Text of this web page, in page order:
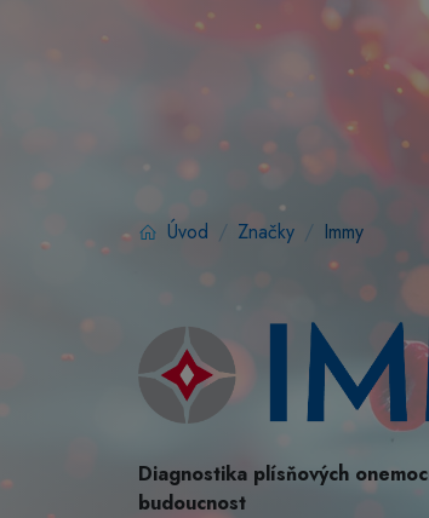
Úvod Značky Immy
Diagnostika plísňových
budoucnost